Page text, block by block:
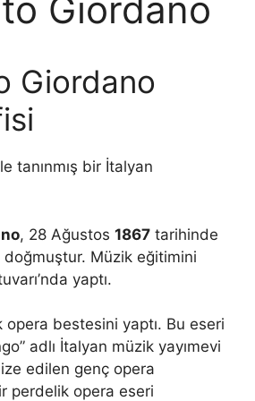
Giordano
Giordano
tanınmış bir İtalyan
, 28 Ağustos 1867 tarihinde
doğmuştur. Müzik eğitimini
yaptı.
opera bestesini yaptı. Bu eseri
adlı İtalyan müzik yayımevi
edilen genç opera
perdelik opera eseri